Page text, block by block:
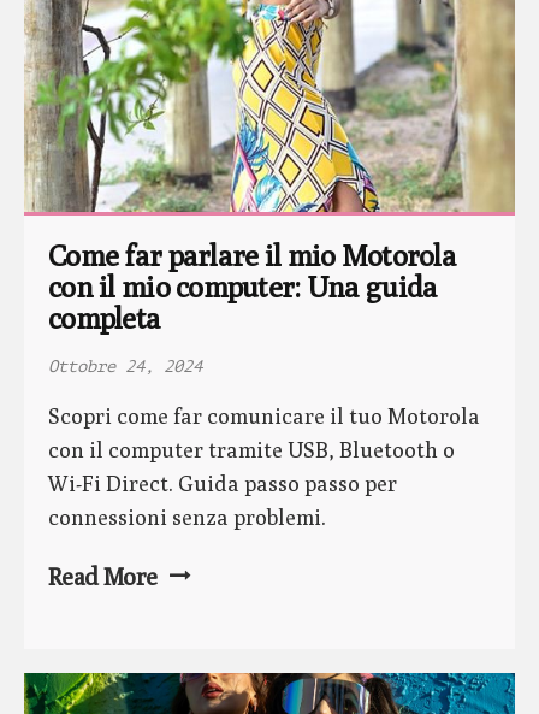
Come far parlare il mio Motorola
con il mio computer: Una guida
completa
Ottobre 24, 2024
Scopri come far comunicare il tuo Motorola
con il computer tramite USB, Bluetooth o
Wi-Fi Direct. Guida passo passo per
connessioni senza problemi.
Read More